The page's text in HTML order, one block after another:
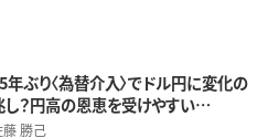
年ぶり〈為替介入〉でドル円に変化の
し？円高の恩恵を受けやすい…
藤 勝己